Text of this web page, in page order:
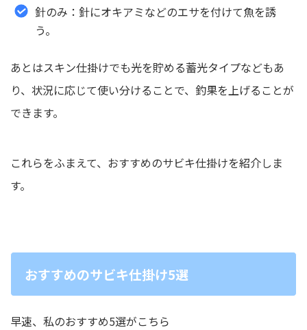
針のみ：針にオキアミなどのエサを付けて魚を誘
う。
あとはスキン仕掛けでも光を貯める蓄光タイプなどもあ
り、状況に応じて使い分けることで、釣果を上げることが
できます。
これらをふまえて、おすすめのサビキ仕掛けを紹介しま
す。
おすすめのサビキ仕掛け5選
早速、私のおすすめ5選がこちら